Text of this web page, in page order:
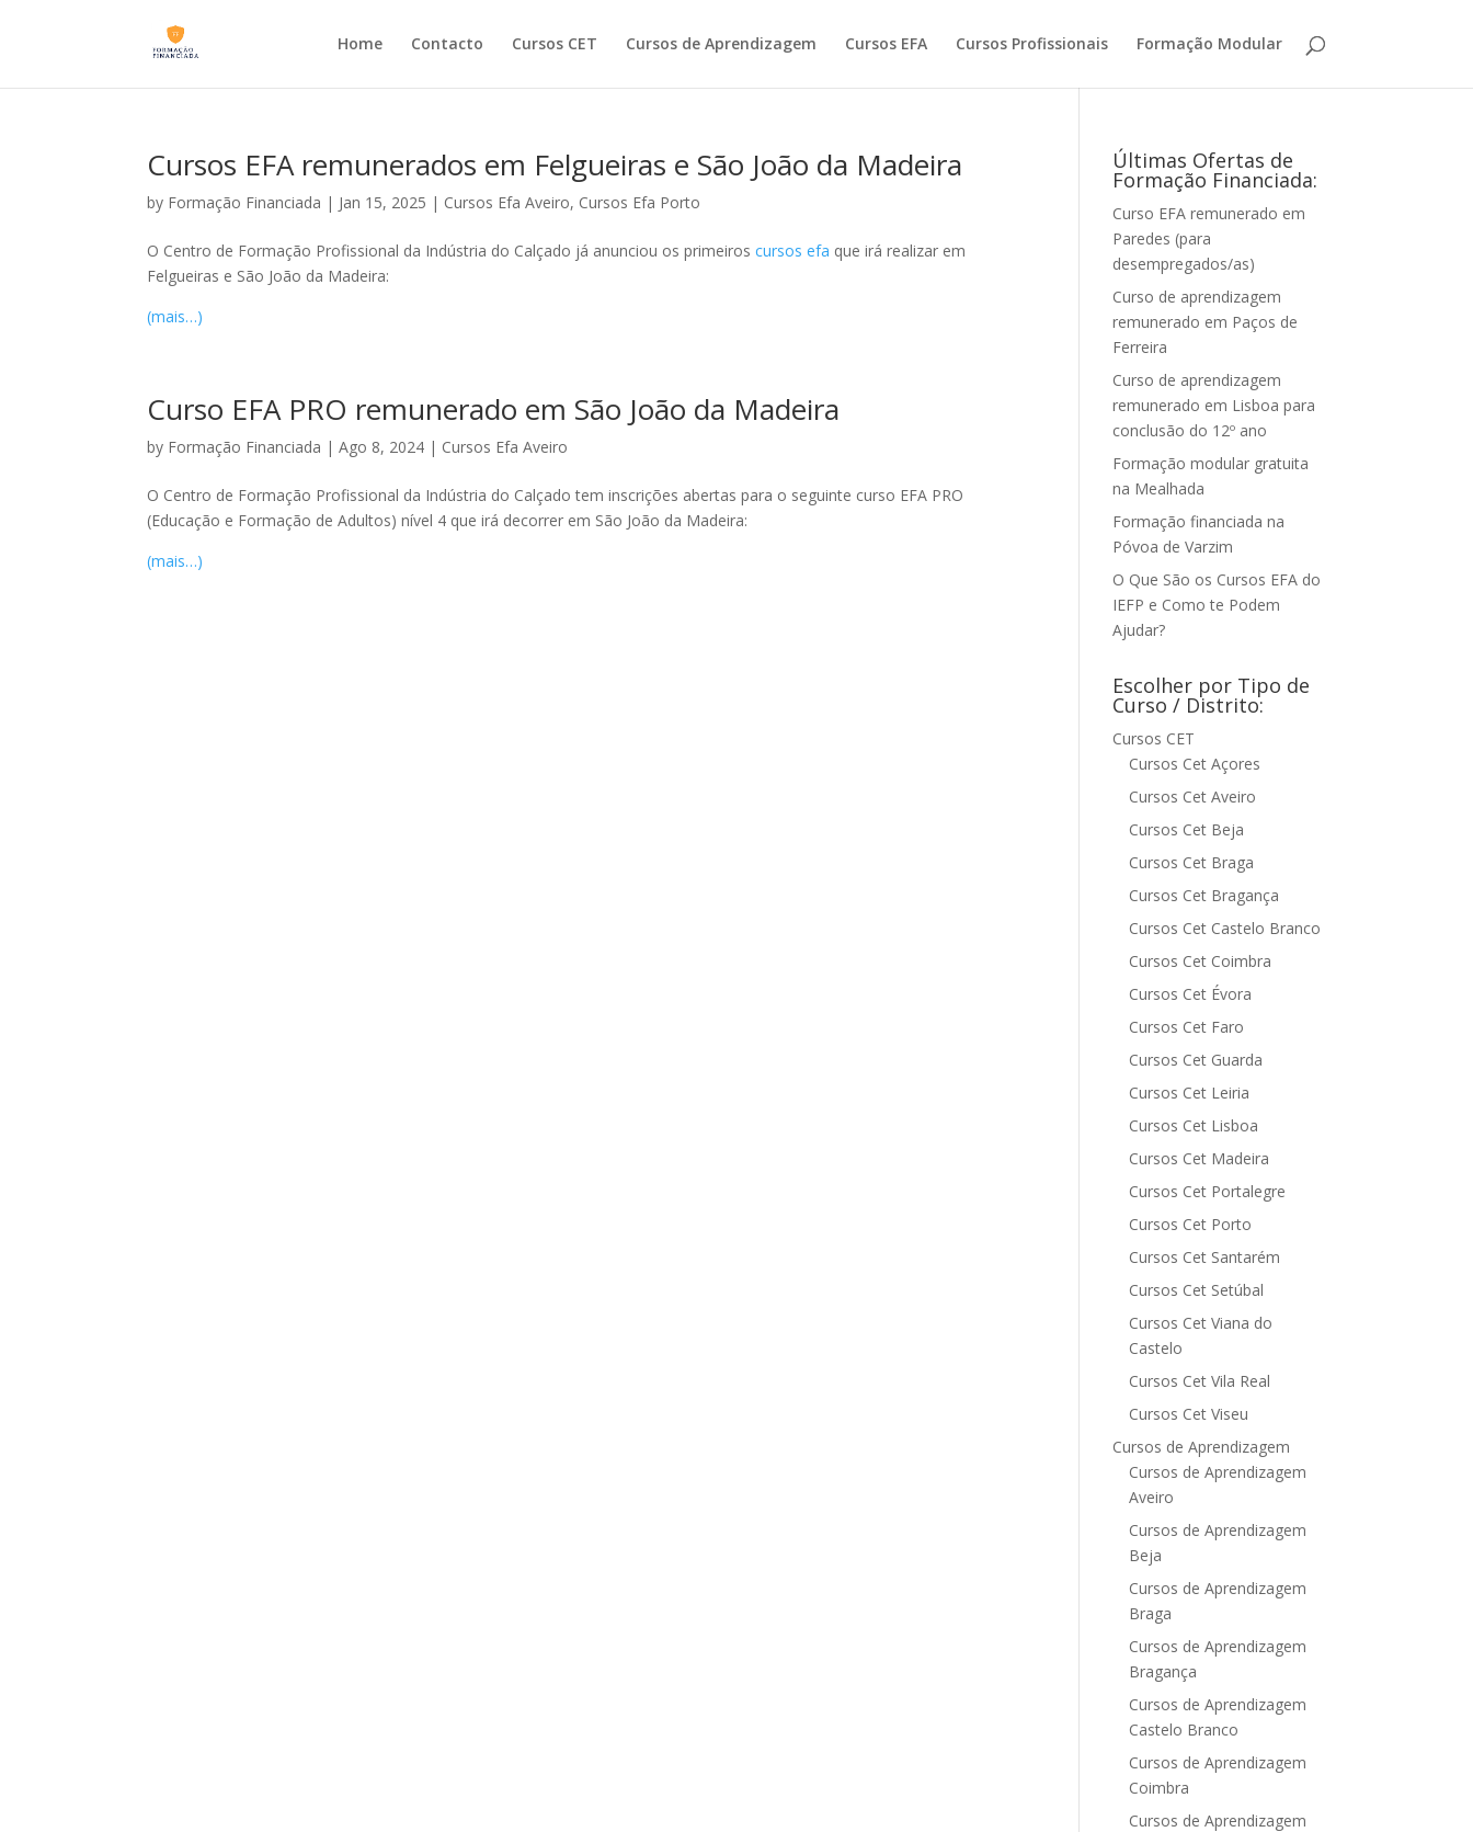
Home Contacto Cursos CET Cursos de Aprendizagem Cursos EFA Cursos Profissionais Formação Modular
Cursos EFA remunerados em Felgueiras e São João da Madeira
by Formação Financiada | Jan 15, 2025 | Cursos Efa Aveiro, Cursos Efa Porto
O Centro de Formação Profissional da Indústria do Calçado já anunciou os primeiroscursos efa que irá realizar em
Felgueiras e São João da Madeira:
(mais…)
Curso EFA PRO remunerado em São João da Madeira
by Formação Financiada |Ago 8, 2024 | Cursos Efa Aveiro
O Centro de Formação Profissional da Indústria do Calçado tem inscrições abertas para o seguinte curso EFA PRO
(Educação e Formação de Adultos) nível 4 que irá decorrer em São João da Madeira:
(mais…)
Últimas Ofertas de
Formação Financiada:
Curso EFA remunerado em
Paredes (para
desempregados/as)
Curso de aprendizagem
remunerado em Paços de
Ferreira
Curso de aprendizagem
remunerado em Lisboa para
conclusão do 12º ano
Formação modular gratuita
na Mealhada
Formação financiada na
Póvoa de Varzim
O Que São os Cursos EFA do
IEFP e Como te Podem
Ajudar?
Escolher por Tipo de
Curso / Distrito:
Cursos CET
Cursos Cet Açores
Cursos Cet Aveiro
Cursos Cet Beja
Cursos Cet Braga
Cursos Cet Bragança
Cursos Cet Castelo Branco
Cursos Cet Coimbra
Cursos Cet Évora
Cursos Cet Faro
Cursos Cet Guarda
Cursos Cet Leiria
Cursos Cet Lisboa
Cursos Cet Madeira
Cursos Cet Portalegre
Cursos Cet Porto
Cursos Cet Santarém
Cursos Cet Setúbal
Cursos Cet Viana do
Castelo
Cursos Cet Vila Real
Cursos Cet Viseu
Cursos de Aprendizagem
Cursos de Aprendizagem
Aveiro
Cursos de Aprendizagem
Beja
Cursos de Aprendizagem
Braga
Cursos de Aprendizagem
Bragança
Cursos de Aprendizagem
Castelo Branco
Cursos de Aprendizagem
Coimbra
Cursos de Aprendizagem